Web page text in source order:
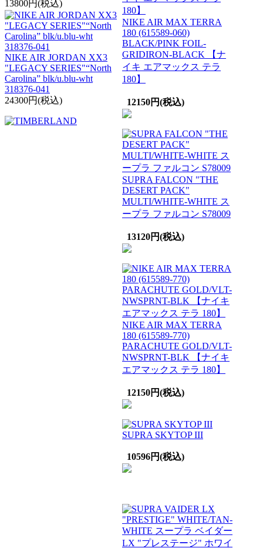
13800円(税込)
NIKE AIR JORDAN XX3
"LEGACY SERIES"“North
Carolina” blk/u.blu-wht
318376-041
24300円(税込)
NIKE AIR MAX TERRA
180 (615589-060)
BLACK/PINK FOIL-
GRIDIRON-BLACK 【ナ
イキ エアマックス テラ
180】
12150円(税込)
SUPRA FALCON "THE
DESERT PACK"
MULTI/WHITE-WHITE ス
ープラ ファルコン S78009
13120円(税込)
NIKE AIR MAX TERRA
180 (615589-770)
PARACHUTE GOLD/VLT-
NWSPRNT-BLK 【ナイキ
エアマックス テラ 180】
12150円(税込)
SUPRA SKYTOP III
10596円(税込)